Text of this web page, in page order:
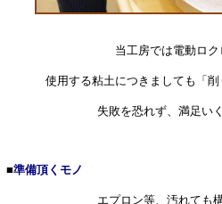
当工房では電動ロ
使用する粘土につきましても「
失敗を恐れず、満足い
■準備頂くモノ
エプロン等、汚れても